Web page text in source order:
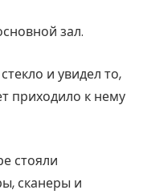
зал.
и увидел то,
приходило к нему
стояли
сканеры и